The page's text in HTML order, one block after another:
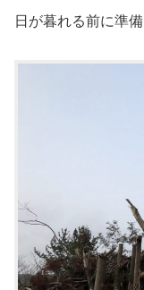
日が暮れる前に準